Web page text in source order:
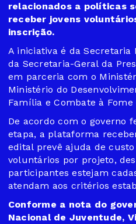
relacionados a políticas
receber jovens
inscrição.
A iniciativa é da Secretaria
da Secretaria-Geral da
em parceria com o
Ministério do
Família e Combate à Fome
De acordo com o governo
etapa, a plataforma
edital prevê ajuda de
voluntários por projeto,
participantes estejam
atendam aos critérios
Conforme a nota do
Nacional de Juventude,